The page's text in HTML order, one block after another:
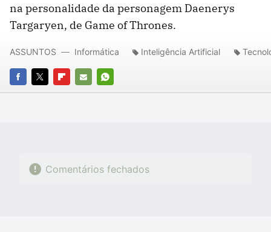
na personalidade da personagem Daenerys
Targaryen, de Game of Thrones.
FACEBOOK
TWITTERFLIPBOARD
E-
WHATSAPP
ASSUNTOS Informática Inteligência Artificial
Comentários fechados